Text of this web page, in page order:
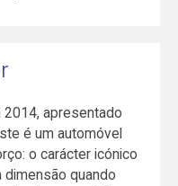
2014, apresentado
é um automóvel
o carácter icónico
dimensão quando